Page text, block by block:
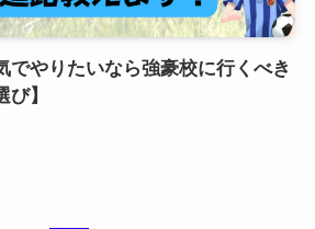
でやりたいなら強豪校に行くべき
び】